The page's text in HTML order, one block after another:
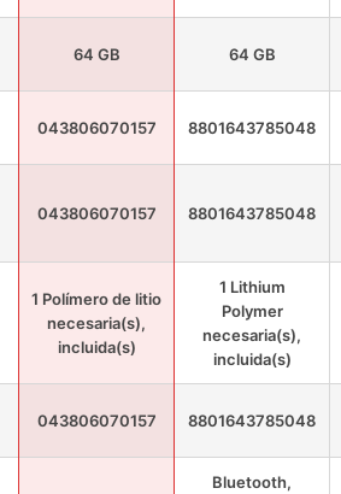
64 GB 64 GB
043806070157 8801643785048
043806070157 8801643785048
1 Polímero de litio
necesaria(s),
incluida(s)
1 Lithium
Polymer
necesaria(s),
incluida(s)
043806070157 8801643785048
Bluetooth,